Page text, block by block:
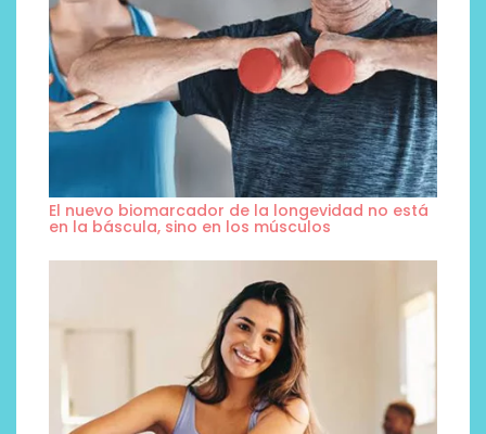
El nuevo biomarcador de la longevidad no está
en la báscula, sino en los músculos